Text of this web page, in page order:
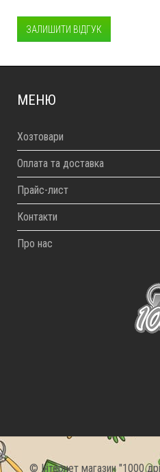
ЗАЛИШИТИ ВІДГУК
МЕНЮ
Хозтовари
Оплата та доставка
Прайс-лист
Контакти
Про нас
© Інтернет магазин "1000